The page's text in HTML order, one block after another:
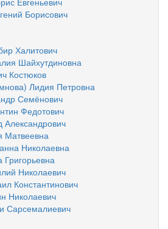
Борисович
Халитович
Шайхутдиновна
Костюков
Лидия Петровна
Семёнович
Федотович
Александрович
Матвеевна
Николаевна
Николаевич
Константинович
Николаевич
Сарсемалиевич